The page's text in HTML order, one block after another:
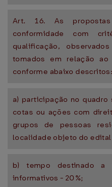
Art. 16. As
conformidade com
qualificação,
tomados em relação
conforme abaixo descritos:
a) participação no
cotas ou ações com
grupos de pessoas
localidade objeto do edital
b) tempo destinado a
informativos - 20%;